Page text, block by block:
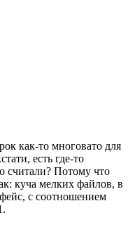
как-то многовато для
есть где-то
считали? Потому что
куча мелких файлов, в
с соотношением